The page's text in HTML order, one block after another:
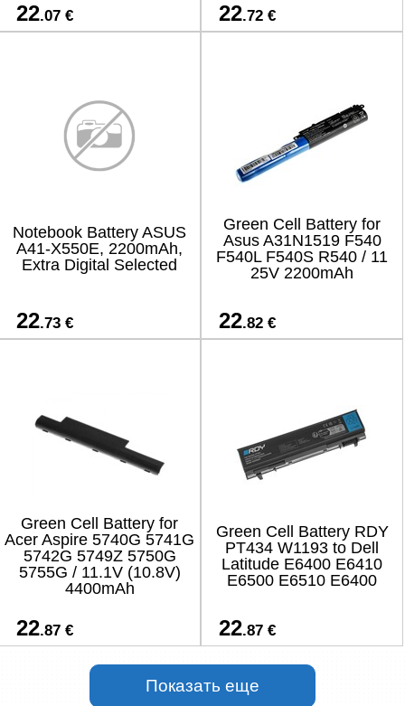
22.07 € 22.72 €
Notebook Battery ASUS
A41-X550E, 2200mAh,
Extra Digital Selected
22.73 €
Green Cell Battery for
Asus A31N1519 F540
F540L F540S R540 / 11
25V 2200mAh
22.82 €
Green Cell Battery for
Acer Aspire 5740G 5741G
5742G 5749Z 5750G
5755G / 11.1V (10.8V)
4400mAh
22.87 €
Green Cell Battery RDY
PT434 W1193 to Dell
Latitude E6400 E6410
E6500 E6510 E6400
22.87 €